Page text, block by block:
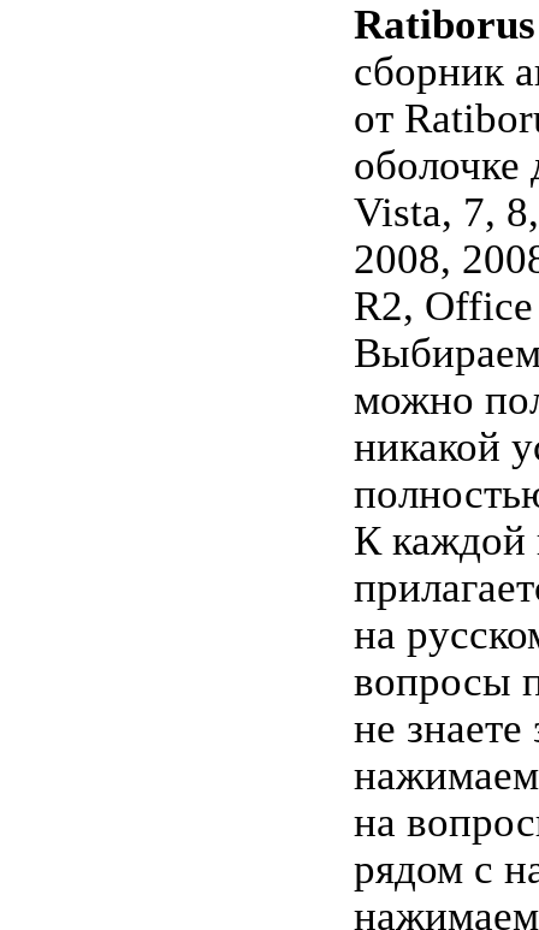
сборник
от
оболочке
Vista, 7,
2008,
R2,
можно
никакой
К каждой
на
вопросы
не
на
рядом с